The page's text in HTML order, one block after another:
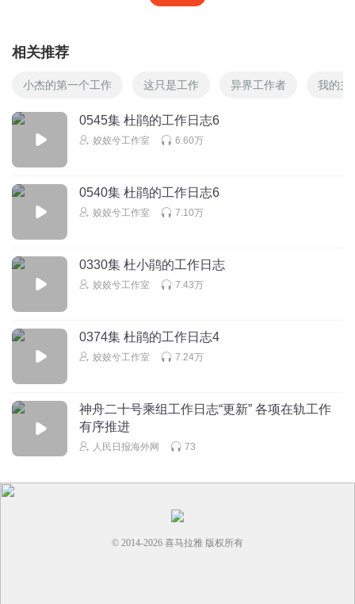
相关推荐
小杰的第一个工作 这只是工作 异界工作者 我的主
0545集 杜鹃的工作日志6
姣姣兮工作室 6.60万
0540集 杜鹃的工作日志6
姣姣兮工作室 7.10万
0330集 杜小鹃的工作日志
姣姣兮工作室 7.43万
0374集 杜鹃的工作日志4
姣姣兮工作室 7.24万
神舟二十号乘组工作日志“更新” 各项在轨工作
有序推进
人民日报海外网 73
© 2014-2026 喜马拉雅 版权所有